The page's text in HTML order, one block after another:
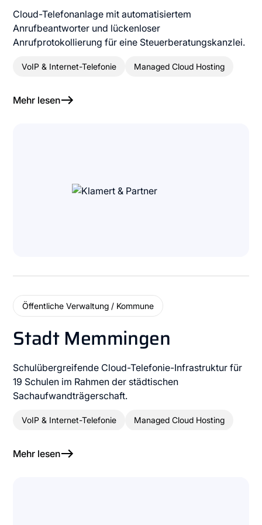
Cloud-Telefonanlage mit automatisiertem
Anrufbeantworter und lückenloser
Anrufprotokollierung für eine Steuerberatungskanzlei.
VoIP & Internet-Telefonie Managed Cloud Hosting
Mehr lesen
Öffentliche Verwaltung / Kommune
Stadt Memmingen
Schulübergreifende Cloud-Telefonie-Infrastruktur für
19 Schulen im Rahmen der städtischen
Sachaufwandträgerschaft.
VoIP & Internet-Telefonie Managed Cloud Hosting
Mehr lesen